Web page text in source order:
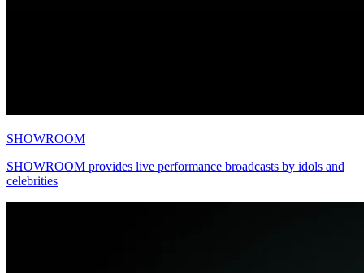
SHOWROOM
SHOWROOM provides live performance broadcasts by idols and
celebrities